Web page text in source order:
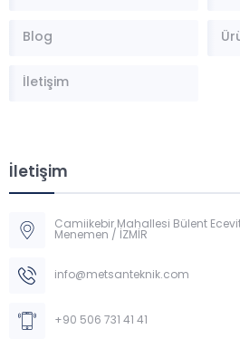
Blog
İletişim
İletişim
Camiikebir Mahallesi Bülent Ecevit
Menemen / İZMİR
info@metsanteknik.com
+90 506 731 41 41